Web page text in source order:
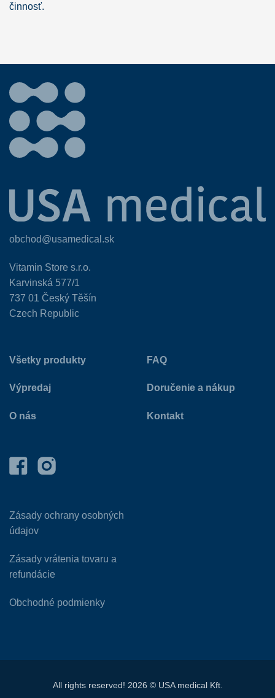
činnosť.
obchod@usamedical.sk
Vitamin Store s.r.o.
Karvinská 577/1
737 01 Český Těšín
Czech Republic
Všetky produkty
Výpredaj
O nás
FAQ
Doručenie a nákup
Kontakt
Zásady ochrany osobných
údajov
Zásady vrátenia tovaru a
refundácie
Obchodné podmienky
All rights reserved! 2026 © USA medical Kft.